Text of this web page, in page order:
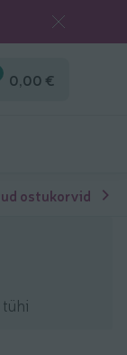
0,00 €
ostukorvid